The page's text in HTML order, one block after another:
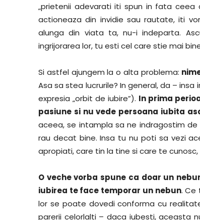
„prietenii adevarati iti spun in fata ceea
actioneaza din invidie sau rautate, iti
alunga din viata ta, nu-i indeparta.
ingrijorarea lor, tu esti cel care stie mai
Si astfel ajungem la o alta problema:
Asa sa stea lucrurile? In general, da –
expresia „orbit de iubire”). In prima
pasiune si nu vede persoana iubita
aceea, se intampla sa ne indragostim
rau decat bine. Insa tu nu poti sa vezi
apropiati, care tin la tine si care te
O veche vorba spune ca doar un
iubirea te face temporar un nebun. Ce
lor se poate dovedi conforma cu
parerii celorlalti – daca iubesti, aceasta